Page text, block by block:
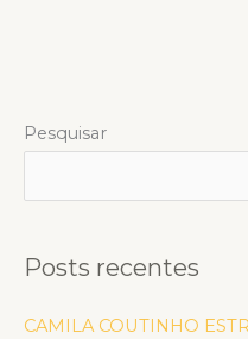
Pesquisar
Posts recentes
CAMILA COUTINHO